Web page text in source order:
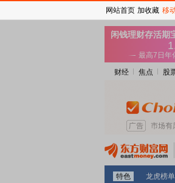
财经 焦点 股
特色 龙虎榜单
网站首页 加收藏 移